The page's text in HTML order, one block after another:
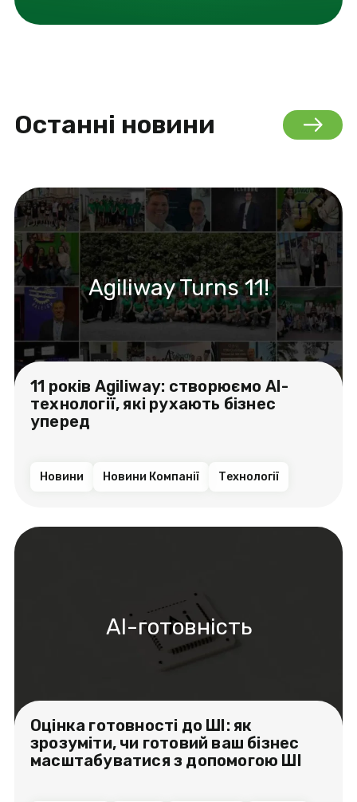
Останні новини
Agiliway Turns 11!
11 років Agiliway: створюємо AI-
технології, які рухають бізнес
уперед
Новини Новини Компанії Технології
AI-готовність
Оцінка готовності до ШІ: як
зрозуміти, чи готовий ваш бізнес
масштабуватися з допомогою ШІ